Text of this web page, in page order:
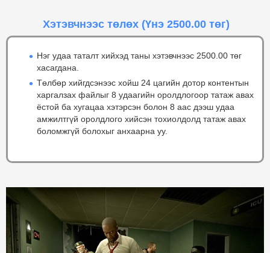
Хэтэвчнээс төлөх (Үнэ 2500.00 төг)
Нэг удаа таталт хийхэд таны хэтэвчнээс 2500.00 төг
хасагдана.
Төлбөр хийгдсэнээс хойш 24 цагийн дотор контентын
харгалзах файлыг 8 удаагийн оролдлогоор татаж авах
ёстой ба хугацаа хэтэрсэн болон 8 аас дээш удаа
амжилтгүй оролдлого хийсэн тохиолдолд татаж авах
боломжгүй болохыг анхаарна уу.